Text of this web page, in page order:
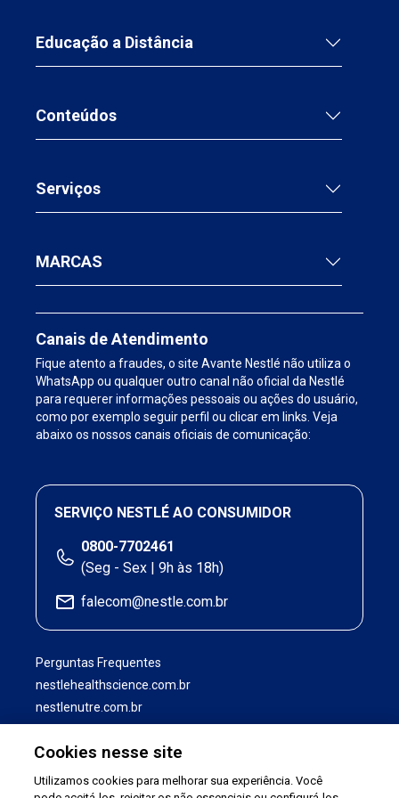
Educação a Distância
Conteúdos
Serviços
MARCAS
Canais de Atendimento
Fique atento a fraudes, o site Avante Nestlé não utiliza o
WhatsApp ou qualquer outro canal não oficial da Nestlé
para requerer informações pessoais ou ações do usuário,
como por exemplo seguir perfil ou clicar em links. Veja
abaixo os nossos canais oficiais de comunicação:
SERVIÇO NESTLÉ AO CONSUMIDOR
0800-7702461
(Seg - Sex | 9h às 18h)
falecom@nestle.com.br
Perguntas Frequentes
nestlehealthscience.com.br
nestlenutre.com.br
Cookies nesse site
Utilizamos cookies para melhorar sua experiência. Você